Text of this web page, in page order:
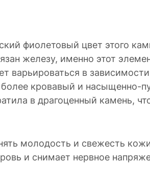
фиолетовый цвет этого
железу, именно этот
в
кровавый и насыщенно-
в драгоценный камень,
молодость и свежесть
и снимает нервное